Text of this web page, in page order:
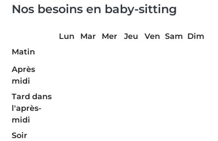
Nos besoins en baby-sitting
Lun Mar Mer Jeu Ven Sam Dim
Matin
Après
midi
Tard dans
l'après-
midi
Soir